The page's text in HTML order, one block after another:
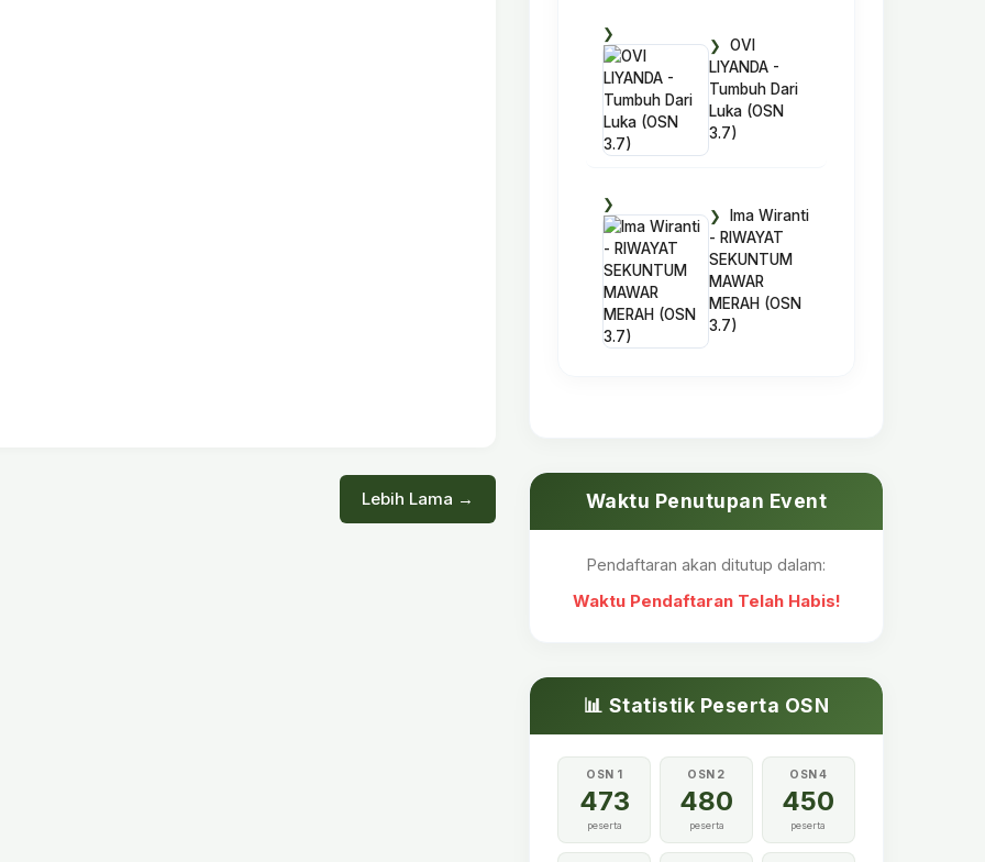
Lebih Lama →
OVI
LIYANDA -
Tumbuh Dari
Luka (OSN
3.7)
Ima Wiranti
- RIWAYAT
SEKUNTUM
MAWAR
MERAH (OSN
3.7)
Waktu Penutupan Event
Pendaftaran akan ditutup dalam:
Waktu Pendaftaran Telah Habis!
📊 Statistik Peserta OSN
OSN 1
473
peserta
OSN 2
480
peserta
OSN 4
450
peserta